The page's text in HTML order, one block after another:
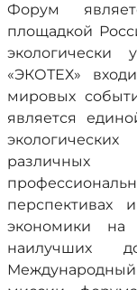
Форум
площадкой
экологически
«ЭКОТЕХ»
мировых
является
различных
перспективах
экономики на
наилучших
Международный